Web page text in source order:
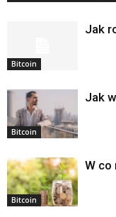
Bitcoin
Jak
Bitcoin
Jak
Bitcoin
W co